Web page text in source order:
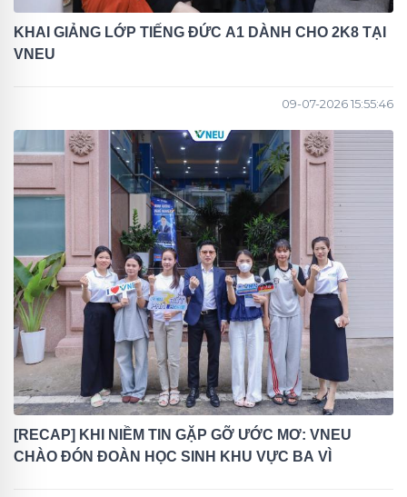
KHAI GIẢNG LỚP TIẾNG ĐỨC A1 DÀNH CHO 2K8 TẠI
VNEU
09-07-2026 15:55:46
[RECAP] KHI NIỀM TIN GẶP GỠ ƯỚC MƠ: VNEU
CHÀO ĐÓN ĐOÀN HỌC SINH KHU VỰC BA VÌ